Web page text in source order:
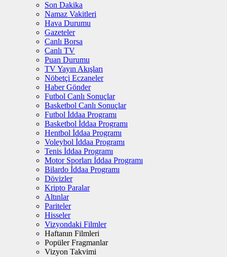
Son Dakika
Namaz Vakitleri
Hava Durumu
Gazeteler
Canlı Borsa
Canlı TV
Puan Durumu
TV Yayın Akışları
Nöbetçi Eczaneler
Haber Gönder
Futbol Canlı Sonuçlar
Basketbol Canlı Sonuçlar
Futbol İddaa Programı
Basketbol İddaa Programı
Hentbol İddaa Programı
Voleybol İddaa Programı
Tenis İddaa Programı
Motor Sporları İddaa Programı
Bilardo İddaa Programı
Dövizler
Kripto Paralar
Altınlar
Pariteler
Hisseler
Vizyondaki Filmler
Haftanın Filmleri
Popüler Fragmanlar
Vizyon Takvimi